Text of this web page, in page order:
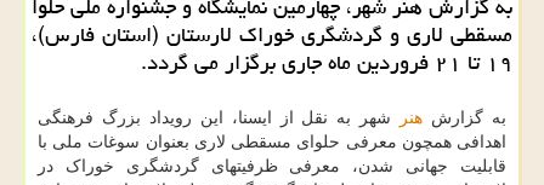
مسقطی لاری و گردشگری خوراک لارستان (استان فارس)،
۱۹ تا ۲۱ فروردین ماه جاری برگزار می گردد.
به گزارش هنر
شهر به نقل از ایسنا، این رویداد بزرگ فرهنگی
اهدافی همچون معرفی حلوای مسقطی لاری بعنوان سوغات ملی با
قابلیت جهانی شدن، معرفی ظرفیتهای گردشگری خوراک در